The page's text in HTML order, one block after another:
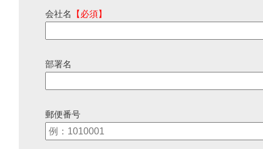
会社名 【必須】
部署名
郵便番号